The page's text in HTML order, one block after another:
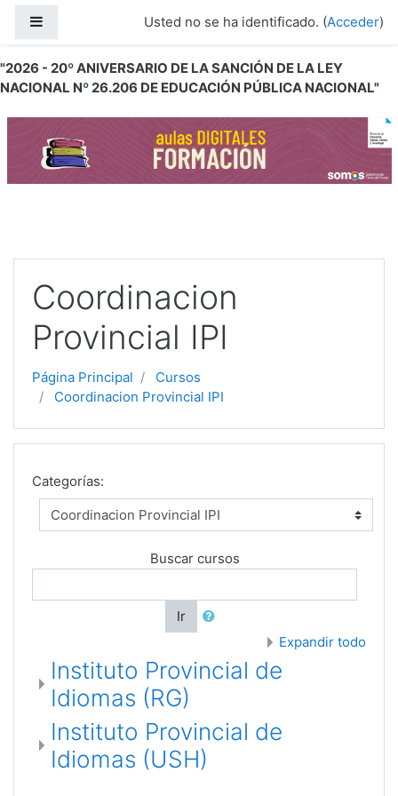
"2026 - 20º ANIVERSARIO DE LA SANCIÓN DE LA LEY
NACIONAL Nº 26.206 DE EDUCACIÓN PÚBLICA NACIONAL"
Usted no se ha identificado. (Acceder)
Coordinacion
Provincial IPI
Página Principal
Cursos
Coordinacion Provincial IPI
Categorías:
Buscar cursos
Ir
Expandir todo
Instituto Provincial de
Idiomas (RG)
Instituto Provincial de
Idiomas (USH)